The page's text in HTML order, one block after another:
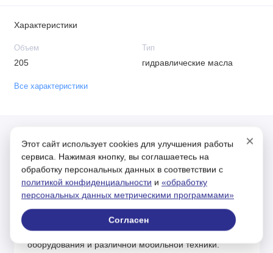
Характеристики
Объем
205
Тип
гидравлические масла
Все характеристики
Описание
Гидравлическое масло с высокими
эксплуатационными характеристиками, с
использованием пакета присадок, обеспечивающих
защиту и безотказную работу промышленного
оборудования и различной мобильной техники.
×
Этот сайт использует cookies для улучшения работы
сервиса. Нажимая кнопку, вы соглашаетесь на
обработку персональных данных в соответствии с
политикой конфиденциальности и «обработку
персональных данных метрическими программами»
Согласен